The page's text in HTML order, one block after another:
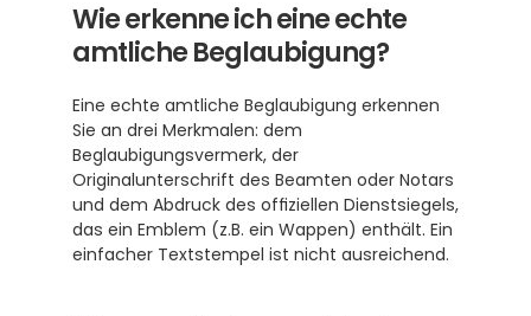
Wie erkenne ich eine echte
amtliche Beglaubigung?
Eine echte amtliche Beglaubigung erkennen
Sie an drei Merkmalen: dem
Beglaubigungsvermerk, der
Originalunterschrift des Beamten oder Notars
und dem Abdruck des offiziellen Dienstsiegels,
das ein Emblem (z.B. ein Wappen) enthält. Ein
einfacher Textstempel ist nicht ausreichend.